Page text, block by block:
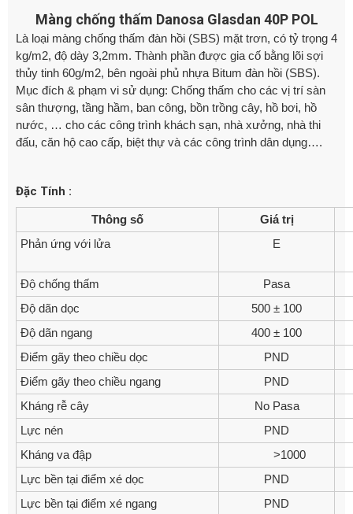
Màng chống thấm Danosa Glasdan 40P POL
Là loại màng chống thấm đàn hồi (SBS) mặt trơn, có tỷ trọng 4
kg/m2, độ dày 3,2mm. Thành phần được gia cố bằng lõi sợi
thủy tinh 60g/m2, bên ngoài phủ nhựa Bitum đàn hồi (SBS).
Mục đích & phạm vi sử dụng: Chống thấm cho các vị trí sàn
sân thượng, tầng hầm, ban công, bồn trồng cây, hồ bơi, hồ
nước, … cho các công trình khách sạn, nhà xưởng, nhà thi
đấu, căn hộ cao cấp, biệt thự và các công trình dân dụng….
Đặc Tính :
Thông số
Giá trị
Phản ứng với lửa
E
Độ chống thấm
Pasa
Độ dãn dọc
500 ± 100
Độ dãn ngang
400 ± 100
Điểm gãy theo chiều dọc
PND
Điểm gãy theo chiều ngang
PND
Kháng rễ cây
No Pasa
Lực nén
PND
Kháng va đập
>1000
Lực bền tại điểm xé dọc
PND
Lực bền tại điểm xé ngang
PND